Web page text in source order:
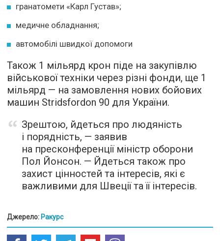
гранатомети «Карл Густав»;
медичне обладнання;
автомобілі швидкої допомоги
Також 1 мільярд крон піде на закупівлю
військової техніки через різні фонди, ще 1
мільярд — на замовлення нових бойових
машин Stridsfordon 90 для України.
Зрештою, йдеться про людяність
і порядність, — заявив
на пресконференції міністр оборони
Пол Йонсон. — Йдеться також про
захист цінностей та інтересів, які є
важливими для Швеції та її інтересів.
Джерело: Ракурс